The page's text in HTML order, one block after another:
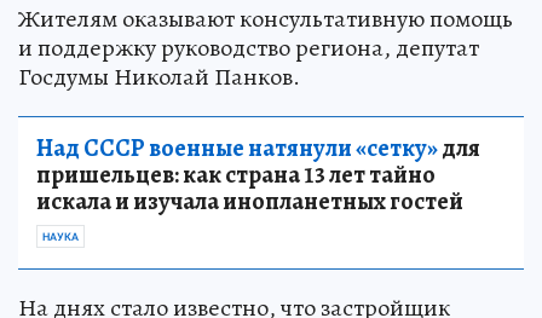
Жителям оказывают консультативную помощь
и поддержку руководство региона, депутат
Госдумы Николай Панков.
Над СССР военные натянули «сетку»для
пришельцев: как страна 13 лет тайно
искала и изучала инопланетных гостей
НАУКА
На днях стало известно, что застройщик